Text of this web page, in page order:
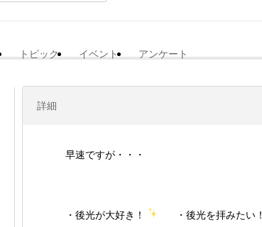
トピック イベント アンケート
詳細
早速ですが・・・
・後光が大好き！ ・後光を拝みたい！